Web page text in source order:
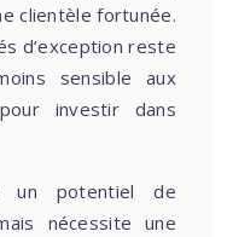
clientèle fortunée.
d’exception reste
sensible aux
investir dans
un potentiel de
nécessite une